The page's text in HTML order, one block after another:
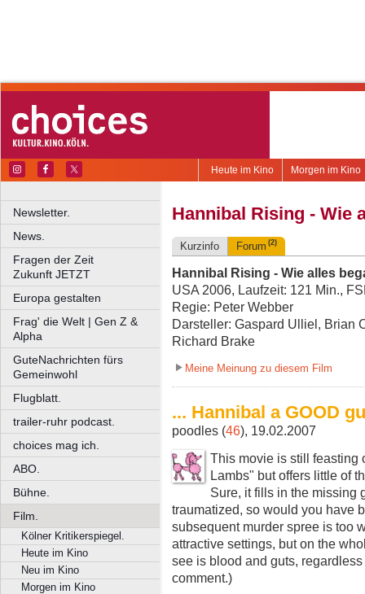
Morgen im Kino
Heute im Kino
Newsletter.
News.
Fragen der Zeit
Zukunft JETZT
Europa gestalten
Frag' die Welt | Gen Z &
Alpha
GuteNachrichten fürs
Gemeinwohl
Flugblatt.
trailer-ruhr podcast.
choices mag ich.
ABO.
Bühne.
Film.
Kölner Kritikerspiegel.
Heute im Kino
Neu im Kino
Morgen im Kino
Hannibal Rising - Wie
Kurzinfo Forum (2)
Hannibal Rising - Wie alles
USA 2006, Laufzeit: 121 Min.,
Regie: Peter Webber
Darsteller: Gaspard Ulliel, Brian
Richard Brake
Meine Meinung zu diesem Film
... Hannibal a GOOD
poodles (46), 19.02.2007
This movie is still feasting
Lambs" but offers little of
Sure, it fills in the missing
traumatized, so would you have
subsequent murder spree is too
attractive settings, but on the
see is blood and guts,
comment.)